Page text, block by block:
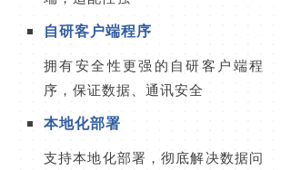
自研客户端程序
拥有安全性更强的自研客户端程
序，保证数据、通讯安全
本地化部署
支持本地化部署，彻底解决数据问